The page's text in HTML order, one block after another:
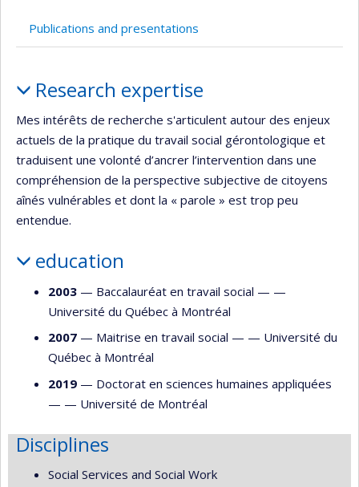
Publications and presentations
Research expertise
Mes intérêts de recherche s'articulent autour des enjeux
actuels de la pratique du travail social gérontologique et
traduisent une volonté d’ancrer l’intervention dans une
compréhension de la perspective subjective de citoyens
aînés vulnérables et dont la « parole » est trop peu
entendue.
education
2003 — Baccalauréat en travail social — —
Université du Québec à Montréal
2007 — Maitrise en travail social — — Université du
Québec à Montréal
2019 — Doctorat en sciences humaines appliquées
— — Université de Montréal
Disciplines
Social Services and Social Work